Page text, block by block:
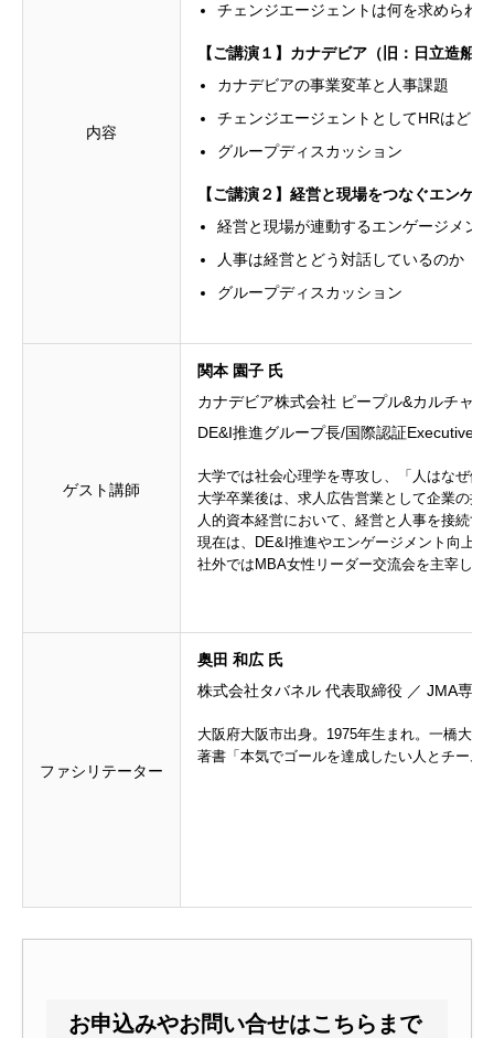
内容
チェンジエージェントは何を求められ
【ご講演１】カナデビア（旧：日立造船
カナデビアの事業変革と人事課題
チェンジエージェントとしてHRはどう
グループディスカッション
【ご講演２】経営と現場をつなぐエンゲ
経営と現場が連動するエンゲージメン
人事は経営とどう対話しているのか
グループディスカッション
ゲスト講師
関本 園子 氏
カナデビア株式会社 ピープル&カルチャ
DE&I推進グループ長/国際認証Executive
大学では社会心理学を専攻し、「人はなぜ働
大学卒業後は、求人広告営業として企業の採
人的資本経営において、経営と人事を接続す
現在は、DE&I推進やエンゲージメント向上
社外ではMBA女性リーダー交流会を主宰し
ファシリテーター
奥田 和広 氏
株式会社タバネル 代表取締役 ／ JMA専任
大阪府大阪市出身。1975年生まれ。一橋大
著書「本気でゴールを達成したい人とチーム
お申込みやお問い合せはこちらまで